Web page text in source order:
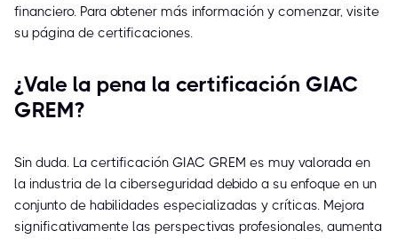
financiero. Para obtener más información y comenzar, visite
su página de certificaciones.
¿Vale la pena la certificación GIAC
GREM?
Sin duda. La certificación GIAC GREM es muy valorada en
la industria de la ciberseguridad debido a su enfoque en un
conjunto de habilidades especializadas y críticas. Mejora
significativamente las perspectivas profesionales, aumenta